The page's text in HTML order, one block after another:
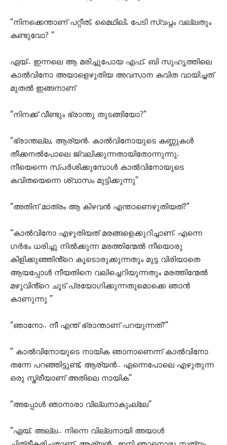
“നിനക്കെന്താണ് പറ്റീത്, മെെഥിലി, പേടി സ്വപ്നം വല്ലതും
കണ്ടുവോ? ”
ഏയ്.. ഇന്നലെ ആ മരിച്ചുപോയ എഫ്. ബി സുഹൃത്തിലെ
കാൽവിനോ അയാളെഴുതിയ അവസാന കവിത വായിച്ചത്
മുതൽ ഇങ്ങനാണ്
“നിനക്ക് വീണ്ടും ഭ്രാന്തു തുടങ്ങിയോ?”
“ഭ്രാന്തല്ല, ആര്യൻ. കാൽവിനോയുടെ കണ്ണുകൾ
തീക്കനൽപോലെ ജ്വലിക്കുന്നതായിതോന്നുന്നു.
നീയെന്നെ സ്പർശിക്കുമ്പോൾ കാൽവിനോയുടെ
കവിതയെന്നെ ശ്വാസം മുട്ടിക്കുന്നു”
“അതിന് മാത്രം ആ കിഴവൻ എന്താണെഴുതിയത്?”
“കാൽവിനോ എഴുതിയത് മരങ്ങളെക്കുറിച്ചാണ്. എന്നെ
ഗർഭം ധരിച്ചു നിൽക്കുന്ന മരത്തിന്മേൽ നീയൊരു
കിളിക്കുഞ്ഞിൻ്റെ കൂടൊരുക്കുന്നതും മുട്ട വിരിയാതെ
ആയപ്പോൾ നീയതിനെ വലിച്ചെറിയുന്നതും മരത്തിന്മേൽ
മഴുവിൻ്റെ ചൂട് പ്രയോഗിക്കുന്നതുമൊക്കെ ഞാൻ
കാണുന്നു ”
“ഞാനോ.. നീ എന്ത് ഭ്രാന്താണ് പറയുന്നത്?”
” കാൽവിനോയുടെ നായിക ഞാനാണെന്ന് കാൽവിനോ
തന്നേ പറഞ്ഞിട്ടുണ്ട്, ആര്യൻ.. എന്നെപോലെ എഴുതുന്ന
ഒരു സ്ത്രീയാണ് അതിലെ നായിക”
“അപ്പോൾ ഞാനാരാ വില്ലനാകുംല്ലേ”
“ഏയ്, അല്ല.. നിന്നെ വില്ലനായി അയാൾ